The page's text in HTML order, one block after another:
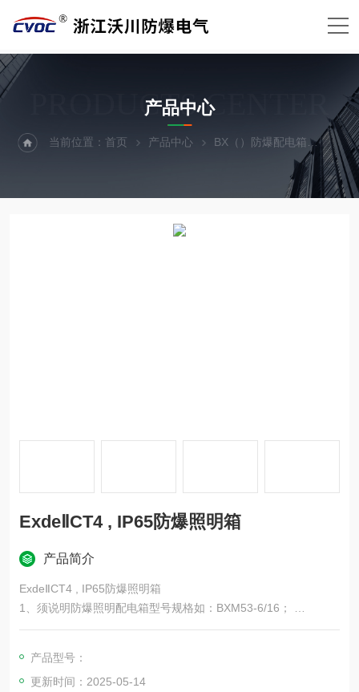
PRODUCTS CENTER
产品中心
当前位置：首页 产品中心 BX（）防爆配电箱 防爆
ExdeⅡCT4 , IP65防爆照明箱
产品简介
ExdeⅡCT4 , IP65防爆照明箱
1、须说明防爆照明配电箱型号规格如：BXM53-6/16；
2、须注明配电箱的回路数、回路电流及断路器的极数，若带总开
小。若照明、动力及漏电等混配时，则需提供原理图。
3、须注明安装方式如壁挂式代号为'G',立柱式代号为'L';
产品型号：
更新时间：2025-05-14